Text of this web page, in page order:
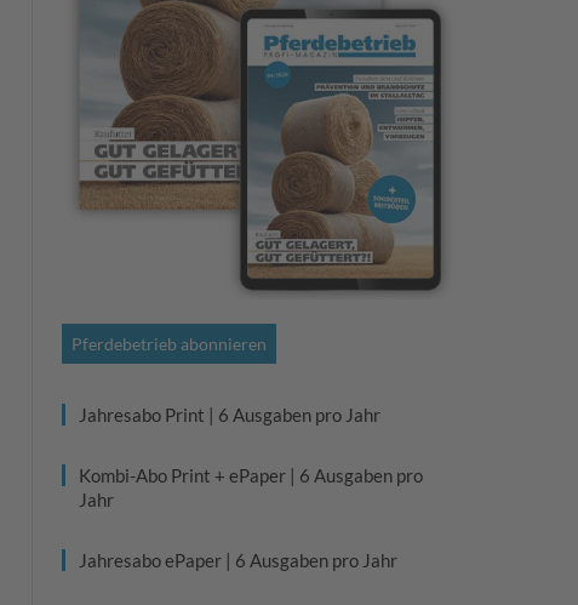
Pferdebetrieb abonnieren
Jahresabo Print | 6 Ausgaben pro Jahr
Kombi-Abo Print + ePaper | 6 Ausgaben pro
Jahr
Jahresabo ePaper | 6 Ausgaben pro Jahr